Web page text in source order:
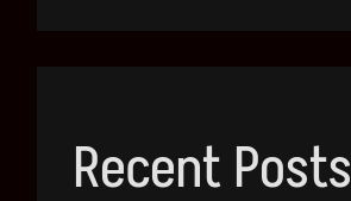
Recent Posts